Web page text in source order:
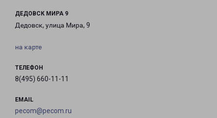
ДЕДОВСК МИРА 9
Дедовск, улица Мира, 9
на карте
ТЕЛЕФОН
8(495) 660-11-11
EMAIL
pecom@pecom.ru